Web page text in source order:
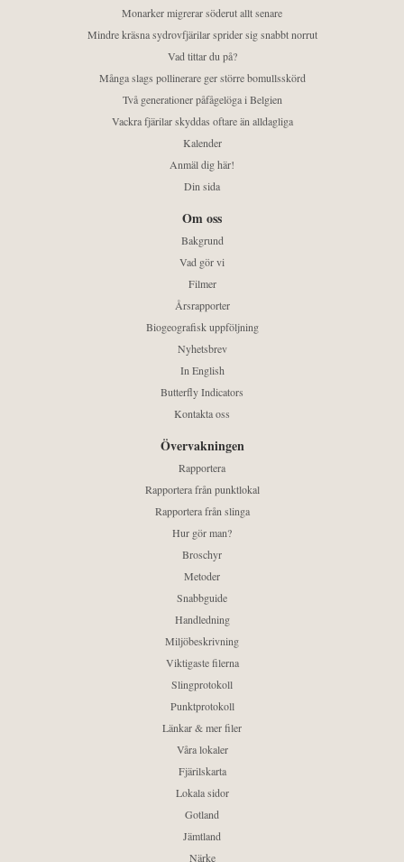
Monarker migrerar söderut allt senare
Mindre kräsna sydrovfjärilar sprider sig snabbt norrut
Vad tittar du på?
Många slags pollinerare ger större bomullsskörd
Två generationer påfågelöga i Belgien
Vackra fjärilar skyddas oftare än alldagliga
Kalender
Anmäl dig här!
Din sida
Om oss
Bakgrund
Vad gör vi
Filmer
Årsrapporter
Biogeografisk uppföljning
Nyhetsbrev
In English
Butterfly Indicators
Kontakta oss
Övervakningen
Rapportera
Rapportera från punktlokal
Rapportera från slinga
Hur gör man?
Broschyr
Metoder
Snabbguide
Handledning
Miljöbeskrivning
Viktigaste filerna
Slingprotokoll
Punktprotokoll
Länkar & mer filer
Våra lokaler
Fjärilskarta
Lokala sidor
Gotland
Jämtland
Närke